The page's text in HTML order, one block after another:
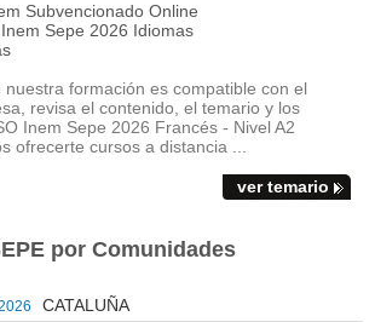
Subvencionado Online
Sepe 2026 Idiomas
formación es compatible con el
revisa el contenido, el temario y los
Inem Sepe 2026 Francés - Nivel A2
ofrecerte cursos a distancia ...
ver temario
por Comunidades
CATALUÑA